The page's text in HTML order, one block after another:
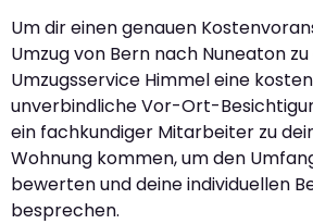
Um dir einen genauen
Umzug von Bern nach Nuneaton
Umzugsservice Himmel eine
unverbindliche Vor-Ort-
ein fachkundiger Mitarbeiter zu
Wohnung kommen, um den
bewerten und deine individuellen
besprechen.